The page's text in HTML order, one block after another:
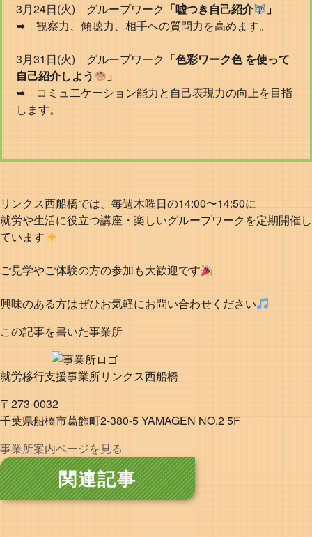
3月24日(火) グループワーク 「嘘つき自己紹介
」
➥ 観察力、傾聴力、相手への質問力を高めます。
3月31日(火) グループワーク 「色彩ワーク色 を使って
自己紹介しよう
」
➥ コミュ二ケーション能力と自己表現力の向上を目指
します。
リンクス西船橋では、毎週木曜日の14:00〜14:50に
就労や生活に役立つ講座・楽しいグループワークを定期開催し
ています
ご見学やご体験の方の参加も大歓迎です
興味のある方はぜひお気軽にお問い合わせください
この記事を書いた事業所
就労移行支援事業所リンクス西船橋
〒273-0032
千葉県船橋市葛飾町2-380-5 YAMAGEN NO.2 5F
事業所案内ページを見る
関連記事